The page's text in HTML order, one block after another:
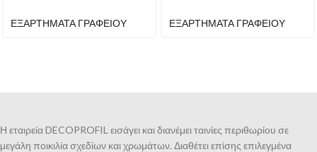
ΕΞΑΡΤΗΜΑΤΑ ΓΡΑΦΕΙΟΥ ΕΞΑΡΤΗΜΑΤΑ ΓΡΑΦΕΙΟΥ
Η εταιρεία DECOPROFIL εισάγει και διανέμει ταινίες περιθωρίου σε
μεγάλη ποικιλία σχεδίων και χρωμάτων. Διαθέτει επίσης επιλεγμένα